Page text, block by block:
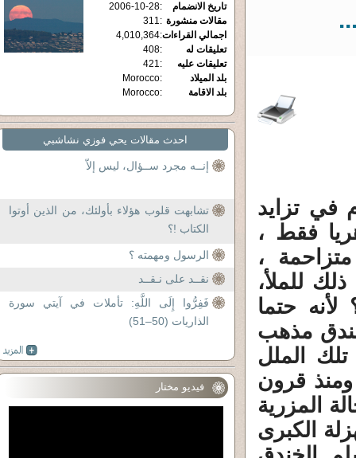
في تزايد
فقط ،
،
للملأ،
حتما
مذهب
الملل
ومنذ قرون
المزرية
الكبرى
تاريخ الانضمام :
2006-10-28
مقالات منشورة :
311
اجمالي القراءات:
4,010,364
تعليقات له
:
408
تعليقات عليه
:
421
بلد الميلاد
:
Morocco
بلد الاقامة
:
Morocco
احدث مقالات يحي فوزي نشاشبي
إنــه مجرد ســؤال، ليس إلاّ
تشابهت قلوب هؤلاء بأولئك، من الذين أوتوا
الكتاب !؟
الرسول ومهمته ؟
نقــد على نـقــد
فَفِرُّوا إِلَى اللَّهِ: تأملات في آيتي سورة
الذاريات (50–51)
فيديو مختار